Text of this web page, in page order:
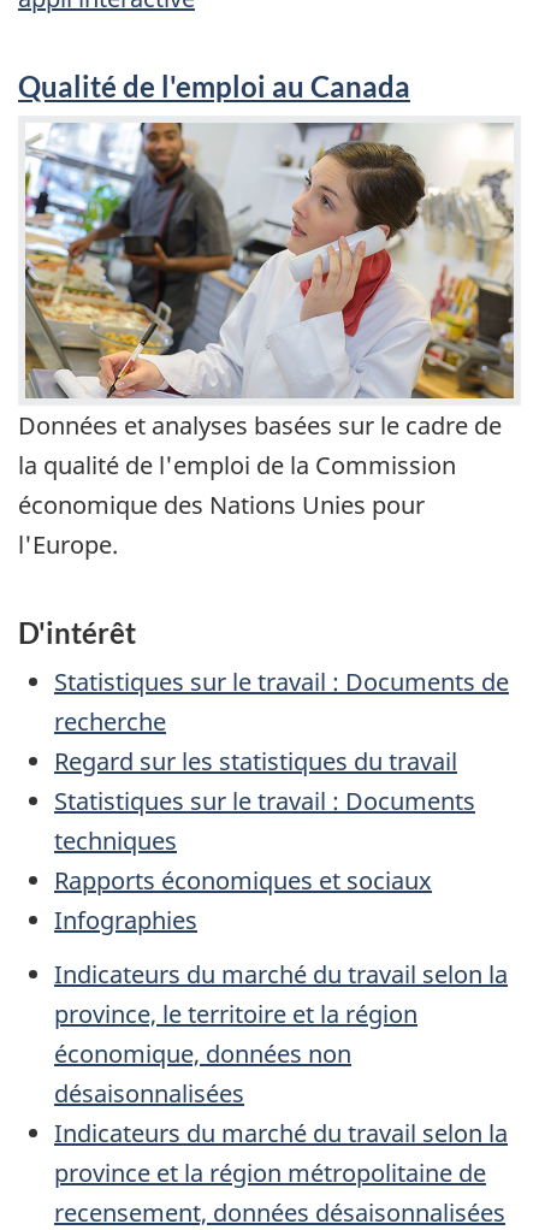
Qualité de l'emploi au Canada
Données et analyses basées sur le cadre de
la qualité de l'emploi de la Commission
économique des Nations Unies pour
l'Europe.
D'intérêt
Statistiques sur le travail : Documents de
recherche
Regard sur les statistiques du travail
Statistiques sur le travail : Documents
techniques
Rapports économiques et sociaux
Infographies
Indicateurs du marché du travail selon la
province, le territoire et la région
économique, données non
désaisonnalisées
Indicateurs du marché du travail selon la
province et la région métropolitaine de
recensement, données désaisonnalisées